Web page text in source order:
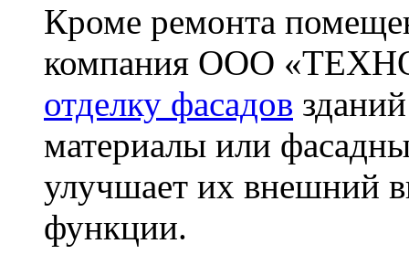
Кроме ремонта
компания ООО
отделку фасадов
материалы или
улучшает их внешний
функции.